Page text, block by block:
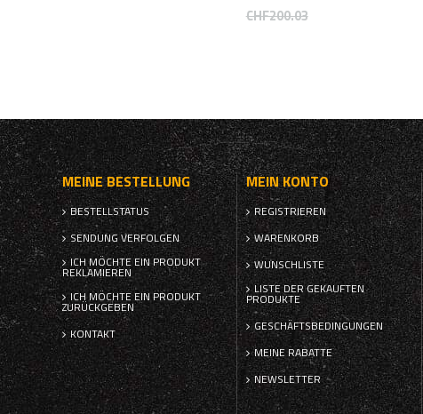
CHF200.03
MEINE BESTELLUNG
BESTELLSTATUS
SENDUNG VERFOLGEN
ICH MÖCHTE EIN PRODUKT
REKLAMIEREN
ICH MÖCHTE EIN PRODUKT
ZURÜCKGEBEN
KONTAKT
MEIN KONTO
REGISTRIEREN
WARENKORB
WUNSCHLISTE
LISTE DER GEKAUFTEN
PRODUKTE
GESCHÄFTSBEDINGUNGEN
MEINE RABATTE
NEWSLETTER